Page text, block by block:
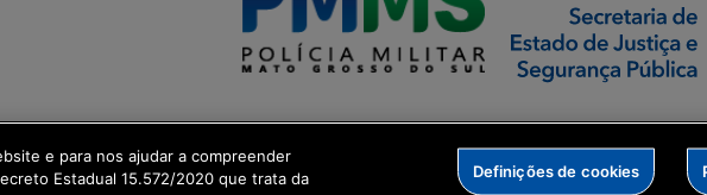
e para nos ajudar a compreender
Estadual 15.572/2020 que trata da
Definições de cookies